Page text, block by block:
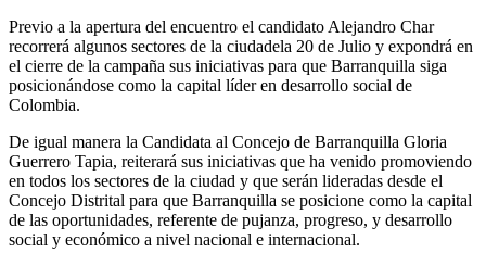
Previo a la apertura del encuentro el candidato Alejandro Char
recorrerá algunos sectores de la ciudadela 20 de Julio y expondrá en
el cierre de la campaña sus iniciativas para que Barranquilla siga
posicionándose como la capital líder en desarrollo social de
Colombia.
De igual manera la Candidata al Concejo de Barranquilla Gloria
Guerrero Tapia, reiterará sus iniciativas que ha venido promoviendo
en todos los sectores de la ciudad y que serán lideradas desde el
Concejo Distrital para que Barranquilla se posicione como la capital
de las oportunidades, referente de pujanza, progreso, y desarrollo
social y económico a nivel nacional e internacional.